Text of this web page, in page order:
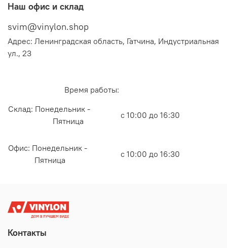
Наш офис и склад
svim@vinylon.shop
Адрес: Ленинградская область, Гатчина, Индустриальная
ул., 23
Время работы:
Склад: Понедельник -
Пятница
с 10:00 до 16:30
Офис: Понедельник -
Пятница
с 10:00 до 16:30
Контакты